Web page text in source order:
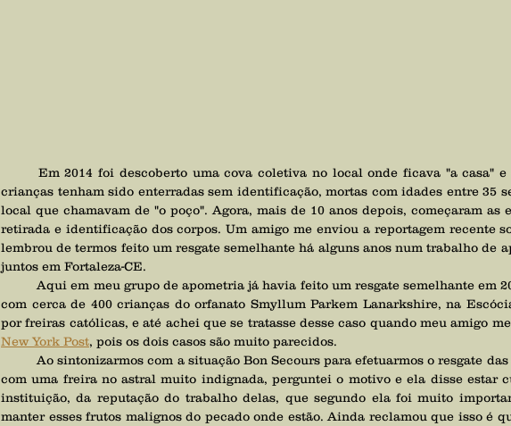
crianças tenham sido enterradas sem identificação, mortas com idades entre 35
local que chamavam de "o poço". Agora, mais de 10 anos depois, começaram as
retirada e identificação dos corpos. Um amigo me enviou a reportagem recente
lembrou de termos feito um resgate semelhante há alguns anos num trabalho de
juntos em Fortaleza-CE.
com cerca de 400 crianças do orfanato Smyllum Parkem Lanarkshire, na
por freiras católicas, e até achei que se tratasse desse caso quando meu amigo
New York Post, pois os dois casos são muito parecidos.
com uma freira no astral muito indignada, perguntei o motivo e ela disse estar
instituição, da reputação do trabalho delas, que segundo ela foi muito
manter esses frutos malignos do pecado onde estão. Ainda reclamou que isso é